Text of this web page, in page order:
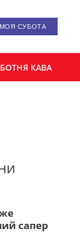
МОЯ СУБОТА
КАВА
сапер